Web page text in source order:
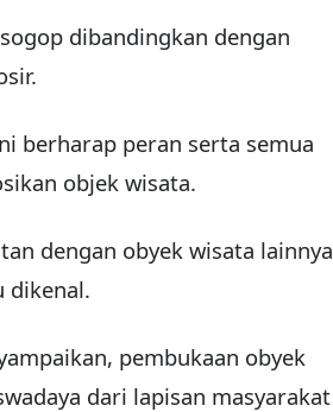
dibandingkan dengan
berharap peran serta semua
objek wisata.
dengan obyek wisata lainnya
dikenal.
pembukaan obyek
dari lapisan masyarakat